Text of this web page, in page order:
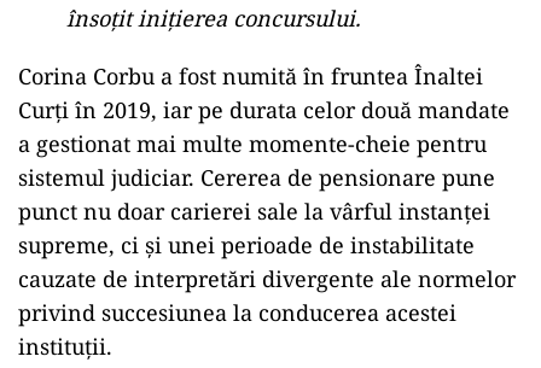
însoțit inițierea concursului.
Corina Corbu a fost numită în fruntea Înaltei
Curți în 2019, iar pe durata celor două mandate
a gestionat mai multe momente-cheie pentru
sistemul judiciar. Cererea de pensionare pune
punct nu doar carierei sale la vârful instanței
supreme, ci și unei perioade de instabilitate
cauzate de interpretări divergente ale normelor
privind succesiunea la conducerea acestei
instituții.